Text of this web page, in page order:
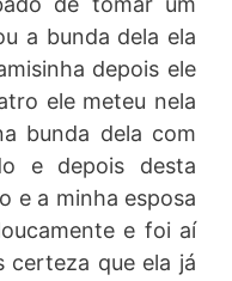
a bunda dela ela
depois ele
ele meteu nela
bunda dela com
e depois desta
e a minha esposa
e foi aí
certeza que ela já